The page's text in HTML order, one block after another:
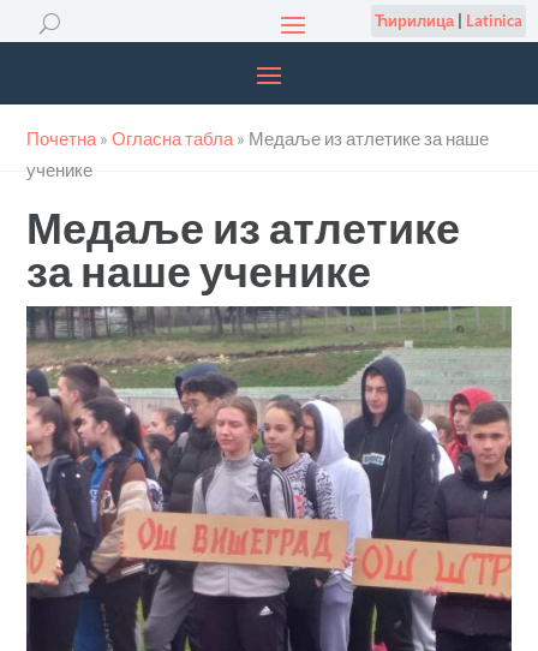
Ћирилица| Latinica
Почетна »Огласна табла » Медаље из атлетике за наше
ученике
Медаље из атлетике
за наше ученике